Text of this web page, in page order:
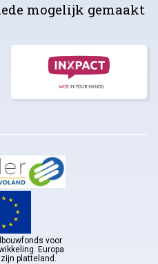
mogelijk gemaakt
voor
Europa
platteland.